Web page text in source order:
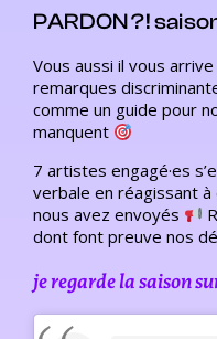
PARDON ?!
Vous aussi il vous
remarques
comme un guide pour
manquent
7 artistes engagé·es
verbale en réagissant
nous avez envoyés
dont font preuve nos
je regarde la saison